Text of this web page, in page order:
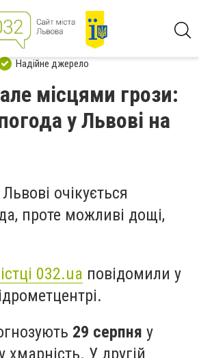
Надійне джерело
місцями грози:
у Львові на
очікується
проте можливі дощі,
032.ua повідомили у
29 серпня у
хмарність. У другій